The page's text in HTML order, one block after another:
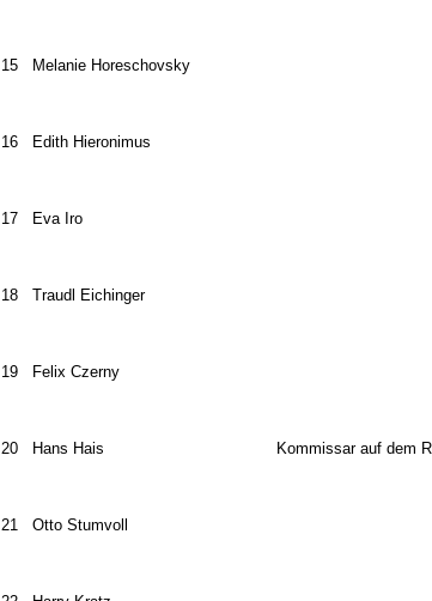
15 Melanie Horeschovsky
16 Edith Hieronimus
17 Eva Iro
18 Traudl Eichinger
19 Felix Czerny
20 Hans Hais Kommissar auf dem
21 Otto Stumvoll